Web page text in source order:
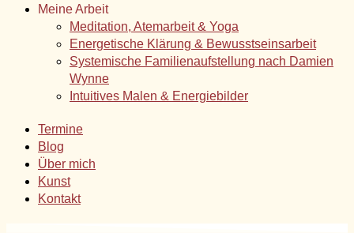
Meine Arbeit
Meditation, Atemarbeit & Yoga
Energetische Klärung & Bewusstseinsarbeit
Systemische Familienaufstellung nach Damien
Wynne
Intuitives Malen & Energiebilder
Termine
Blog
Über mich
Kunst
Kontakt